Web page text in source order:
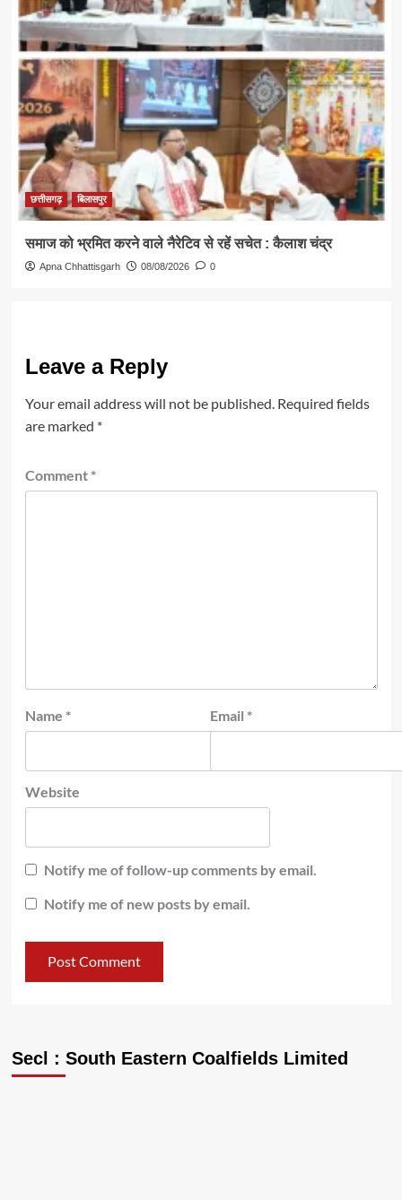
छत्तीसगढ़ बिलासपुर
समाज को भ्रमित करने वाले नैरेटिव से रहें सचेत : कैलाश चंद्र
Apna Chhattisgarh 08/08/2026 0
Leave a Reply
Your email address will not be published. Required fields
are marked *
Comment *
Name * Email *
Website
Notify me of follow-up comments by email.
Notify me of new posts by email.
Secl : South Eastern Coalfields Limited